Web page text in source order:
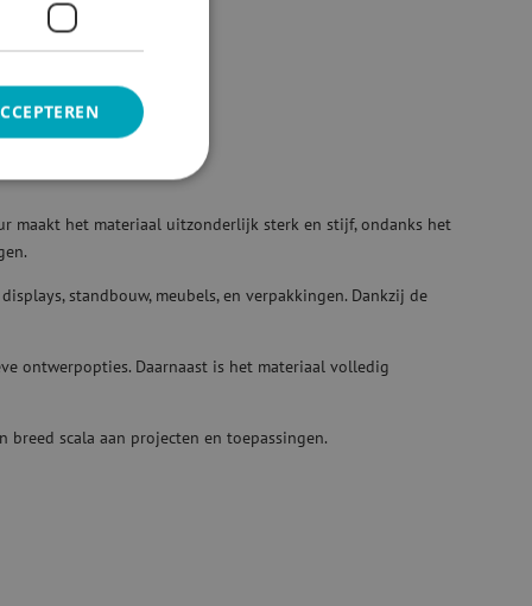
maakt het materiaal uitzonderlijk sterk en stijf, ondanks het
standbouw, meubels, en verpakkingen. Dankzij de
ontwerpopties. Daarnaast is het materiaal volledig
scala aan projecten en toepassingen.